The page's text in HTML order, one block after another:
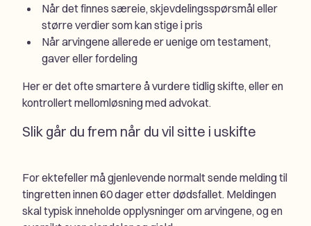
Når det finnes særeie, skjevdelingsspørsmål eller
større verdier som kan stige i pris
Når arvingene allerede er uenige om testament,
gaver eller fordeling
Her er det ofte smartere å vurdere tidlig skifte, eller en
kontrollert mellomløsning med advokat.
Slik går du frem når du vil sitte i uskifte
For ektefeller må gjenlevende normalt sende melding til
tingretten innen 60 dager etter dødsfallet. Meldingen
skal typisk inneholde opplysninger om arvingene, og en